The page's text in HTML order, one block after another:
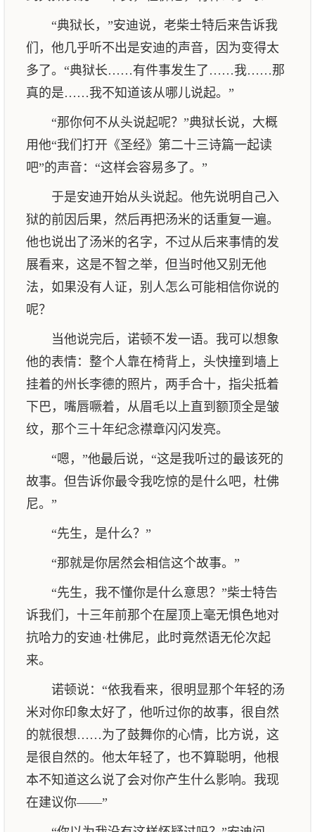
“典狱长，”安迪说，老柴士特后来告诉我
们，他几乎听不出是安迪的声音，因为变得太
多了。“典狱长……有件事发生了……我……那
真的是……我不知道该从哪儿说起。”
“那你何不从头说起呢？”典狱长说，大概
用他“我们打开《圣经》第二十三诗篇一起读
吧”的声音：“这样会容易多了。”
于是安迪开始从头说起。他先说明自己入
狱的前因后果，然后再把汤米的话重复一遍。
他也说出了汤米的名字，不过从后来事情的发
展看来，这是不智之举，但当时他又别无他
法，如果没有人证，别人怎么可能相信你说的
呢？
当他说完后，诺顿不发一语。我可以想象
他的表情：整个人靠在椅背上，头快撞到墙上
挂着的州长李德的照片，两手合十，指尖抵着
下巴，嘴唇噘着，从眉毛以上直到额顶全是皱
纹，那个三十年纪念襟章闪闪发亮。
“嗯，”他最后说，“这是我听过的最该死的
故事。但告诉你最令我吃惊的是什么吧，杜佛
尼。”
“先生，是什么？”
“那就是你居然会相信这个故事。”
“先生，我不懂你是什么意思？”柴士特告
诉我们，十三年前那个在屋顶上毫无惧色地对
抗哈力的安迪·杜佛尼，此时竟然语无伦次起
来。
诺顿说：“依我看来，很明显那个年轻的汤
米对你印象太好了，他听过你的故事，很自然
的就很想……为了鼓舞你的心情，比方说，这
是很自然的。他太年轻了，也不算聪明，他根
本不知道这么说了会对你产生什么影响。我现
在建议你——”